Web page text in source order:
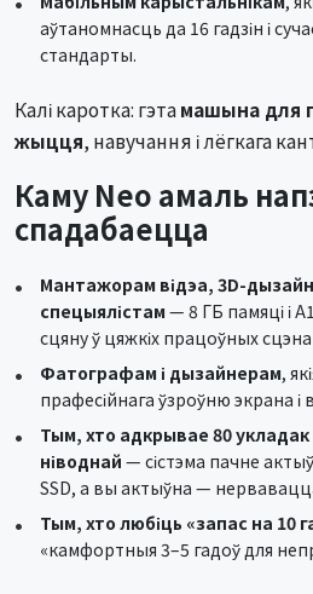
аўтаномнасць да 16 гадзін і
стандарты.
Калі каротка: гэтамашына для
жыцця, навучання і лёгкага
Каму Neo амаль
спадабаецца
Мантажорам відэа, 3D-дызайнерам, VFX-
спецыялістам— 8 ГБ памяці і
сцяну ў цяжкіх працоўных
Фатографам і дызайнерам,
прафесійнага ўзроўню экрана і
Тым, хто адкрывае 80 укладак Chrome і не закрывае
ніводнай — сістэма пачне
SSD, а вы актыўна —
Тым, хто любіць «запас на 10
«камфортныя 3–5 гадоў для